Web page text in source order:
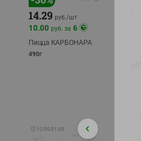
14.29 руб./шт
10.00 руб. за 6
Пицца КАРБОНАРА
490г
🕘 12:00-21:00